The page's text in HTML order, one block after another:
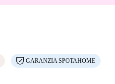
GARANZIA SPOTAHOME